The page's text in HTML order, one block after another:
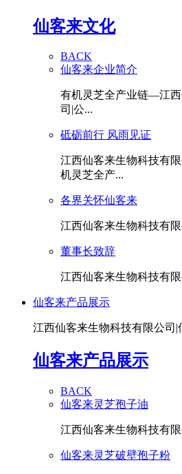
仙客来文化
BACK
仙客来企业简介
有机灵芝全产业链—江
司|公...
砥砺前行 风雨见证
江西仙客来生物科技有
机灵芝全产...
各界关怀仙客来
江西仙客来生物科技有
董事长致辞
江西仙客来生物科技有
仙客来产品展示
江西仙客来生物科技有限公司|
仙客来产品展示
BACK
仙客来灵芝孢子油
江西仙客来生物科技有
仙客来灵芝破壁孢子粉